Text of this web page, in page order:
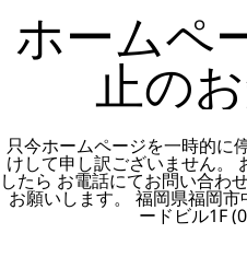
ホームペ
止の
只今ホームページを一時的に
けして申し訳ございません。
したら お電話にてお問い合わ
お願いします。 福岡県福岡
ードビル1F